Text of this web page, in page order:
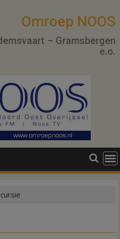
Omroep NOOS
– Gramsbergen
e.o.